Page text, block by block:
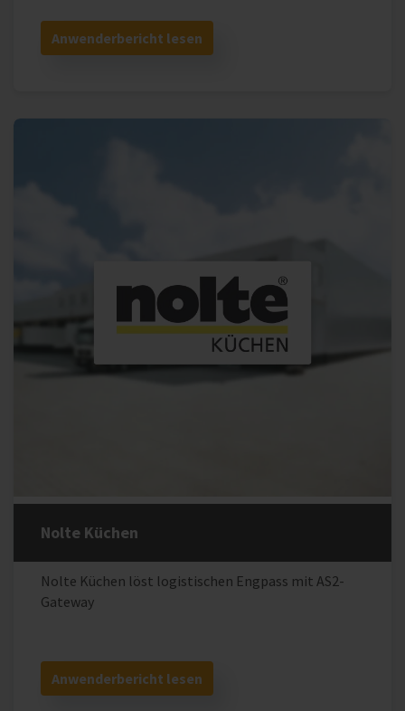
Anwenderbericht lesen
Nolte Küchen
Nolte Küchen löst logistischen Engpass mit AS2-
Gateway
Anwenderbericht lesen